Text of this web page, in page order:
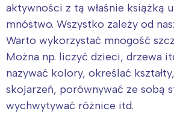
aktywności z tą właśnie książką
mnóstwo. Wszystko zależy od
Warto wykorzystać mnogość
Można np. liczyć dzieci, drzewa
nazywać kolory, określać
skojarzeń, porównywać ze sobą
wychwytywać różnice itd.